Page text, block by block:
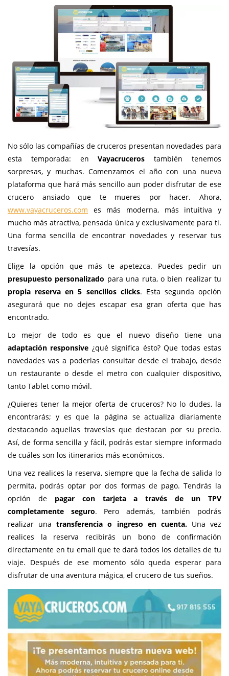
No sólo las compañías de cruceros presentan novedades para
esta temporada: enVayacruceros también tenemos
sorpresas, y muchas. Comenzamos el año con una nueva
plataforma que hará más sencillo aun poder disfrutar de ese
crucero ansiado que te mueres por hacer. Ahora,
www.vayacruceros.com es más moderna, más intuitiva y
mucho más atractiva, pensada única y exclusivamente para ti.
Una forma sencilla de encontrar novedades y reservar tus
travesías.
Elige la opción que más te apetezca. Puedes pedir un
presupuesto personalizado para una ruta, o bien realizar tu
propia reserva en 5 sencillos clicks. Esta segunda opción
asegurará que no dejes escapar esa gran oferta que has
encontrado.
Lo mejor de todo es que el nuevo diseño tiene una
adaptación responsive ¿qué significa ésto? Que todas estas
novedades vas a poderlas consultar desde el trabajo, desde
un restaurante o desde el metro con cualquier dispositivo,
tanto Tablet como móvil.
¿Quieres tener la mejor oferta de cruceros? No lo dudes, la
encontrarás; y es que la página se actualiza diariamente
destacando aquellas travesías que destacan por su precio.
Así, de forma sencilla y fácil, podrás estar siempre informado
de cuáles son los itinerarios más económicos.
Una vez realices la reserva, siempre que la fecha de salida lo
permita, podrás optar por dos formas de pago. Tendrás la
opción de pagar con tarjeta a través de un TPV
completamente seguro. Pero además, también podrás
realizar unatransferencia o ingreso en cuenta.Una vez
realices la reserva recibirás un bono de confirmación
directamente en tu email que te dará todos los detalles de tu
viaje. Después de ese momento sólo queda esperar para
disfrutar de una aventura mágica, el crucero de tus sueños.